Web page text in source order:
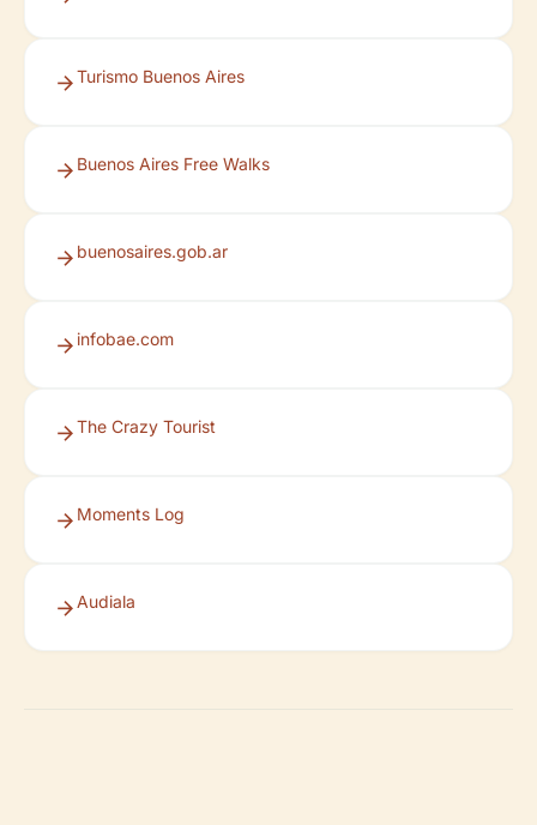
Turismo Buenos Aires
Buenos Aires Free Walks
buenosaires.gob.ar
infobae.com
The Crazy Tourist
Moments Log
Audiala